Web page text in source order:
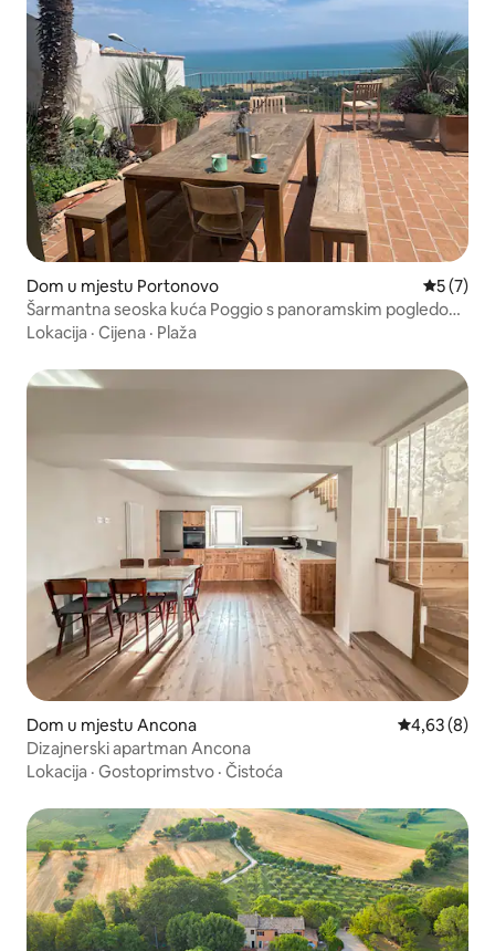
Dom u mjestu Portonovo
5 (7)
Šarmantna seoska kuća Poggio s panoramskim pogledom
na more
Lokacija · Cijena · Plaža
Dom u mjestu Ancona Prosječna
4,63 (8)
Dizajnerski apartman Ancona
Lokacija · Gostoprimstvo · Čistoća